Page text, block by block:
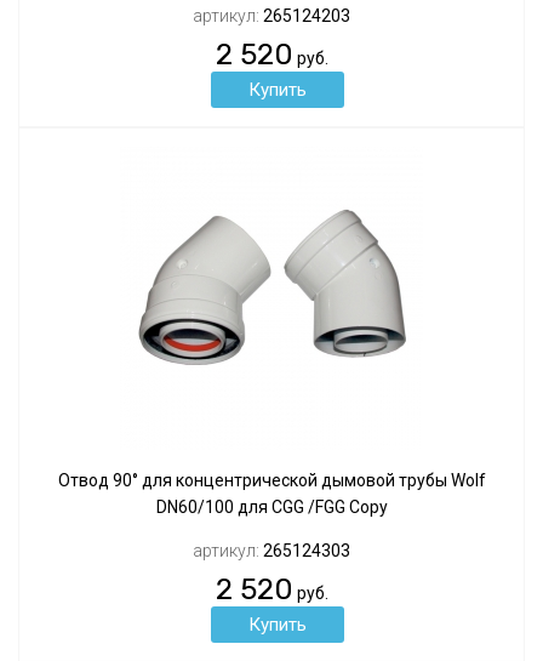
артикул: 265124203
2 520 руб.
Отвод 90° для концентрической дымовой трубы Wolf
DN60/100 для CGG /FGG Copy
артикул: 265124303
2 520 руб.